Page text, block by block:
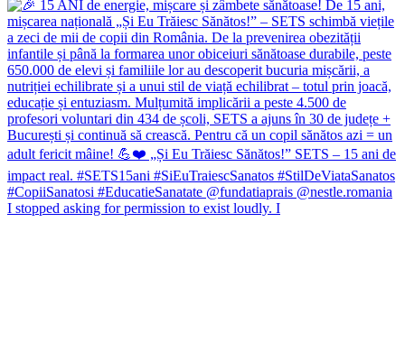
I stopped asking for permission to exist loudly. I